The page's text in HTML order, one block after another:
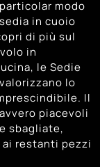
modo
in cuoio
di più sul
in
le Sedie
lo
Il
piacevoli
sbagliate,
restanti pezzi